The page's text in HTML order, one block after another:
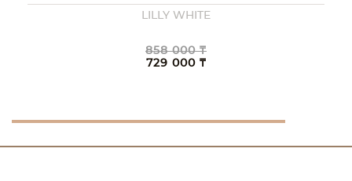
LILLY WHITE
858 000 ₸
729 000 ₸